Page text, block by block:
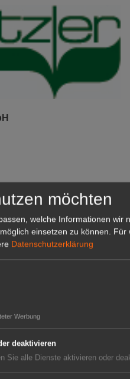
möchten
welche Informationen wir
einsetzen zu können. Für
Datenschutzerklärung
Werbung
deaktivieren
Sie alle Dienste aktivieren oder